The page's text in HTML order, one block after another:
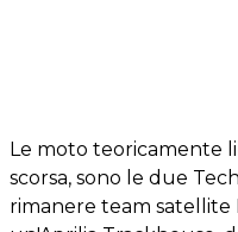
Le moto teoricamente
scorsa, sono le due
rimanere team satellite